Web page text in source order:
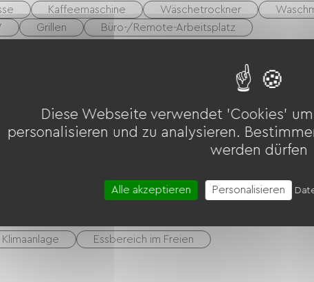
Kaffeemaschine Wäschetrockner
Grillen Büro-/Remote-Arbeitsplatz
Ausrüstung zur Fahrradreinigung
(kostenlos oder kostenpflichtig)
Klimaanlage Essbereich im Freien
Diese Webseite verwendet 'Cookies'
personalisieren und zu analysieren.
werden dürfen
Alle akzeptieren Personalisieren